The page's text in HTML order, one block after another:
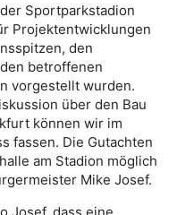
Sportparkstadion
Projektentwicklungen
den
betroffenen
vorgestellt wurden.
über den Bau
können wir im
fassen. Die Gutachten
am Stadion möglich
Mike Josef.
Josef, dass eine